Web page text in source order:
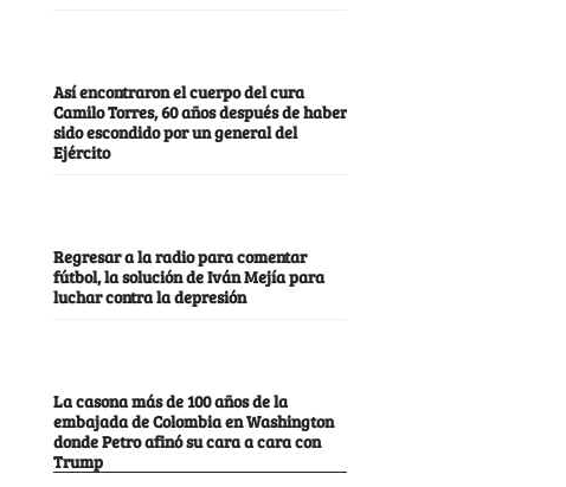
Así encontraron el cuerpo del cura
Camilo Torres, 60 años después de haber
sido escondido por un general del
Ejército
Regresar a la radio para comentar
fútbol, la solución de Iván Mejía para
luchar contra la depresión
La casona más de 100 años de la
embajada de Colombia en Washington
donde Petro afinó su cara a cara con
Trump